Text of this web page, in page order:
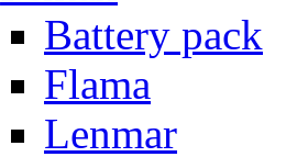
Battery pack
Flama
Lenmar